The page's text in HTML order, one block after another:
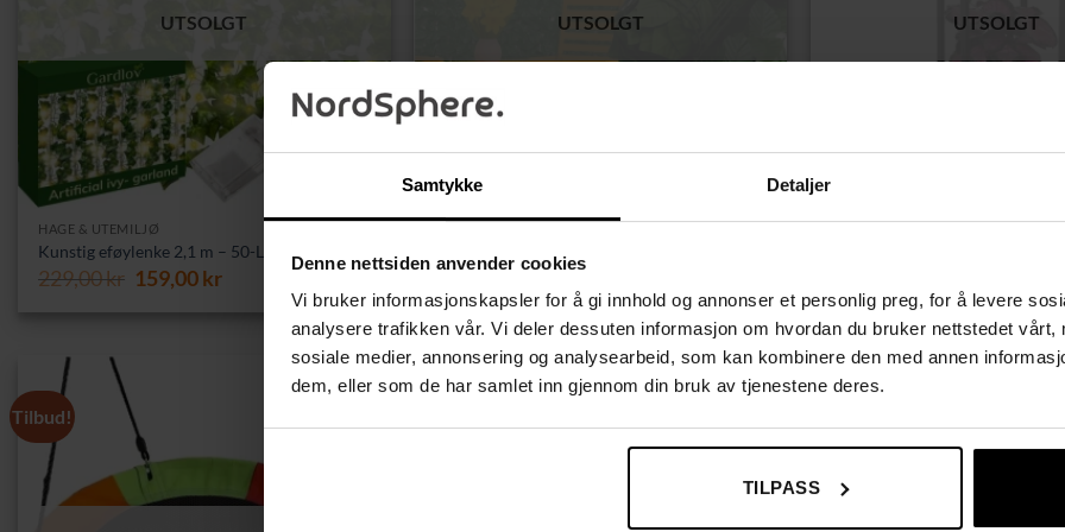
Samtykke Detaljer
Denne nettsiden anvender cookies
Vi bruker informasjonskapsler for å gi innhold og annonser et personlig preg, for å levere
analysere trafikken vår. Vi deler dessuten informasjon om hvordan du bruker nettstedet vårt,
sosiale medier, annonsering og analysearbeid, som kan kombinere den med annen
dem, eller som de har samlet inn gjennom din bruk av tjenestene deres.
TILPASS
UTSOLGT
HAGE & UTEMILJØ
Kunstig eføylenke 2,1 m – 50-LED lyslenke
229,00kr Opprinnelig
159,00krNåværende
159,00 kr.
UTSOLGT
m med 10 UV-beskyttede paneler
339,00kr Opprinnelig
pris
var:
339,00 kr.
249,00krNåværende
pris
er:
249,00 kr.
UTSOLGT
329,00kr Opprinnelig
pris
var:
329,00 kr.
319,00kr
pris
er:
Tilbud!